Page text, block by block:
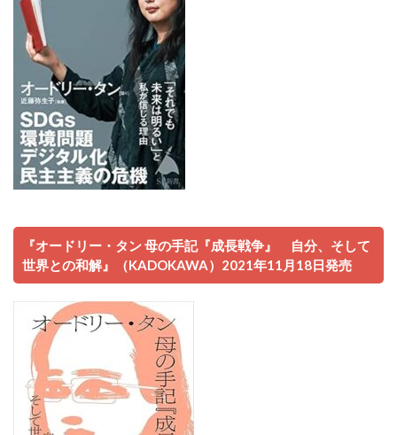
『オードリー・タン 母の手記『成長戦争』 自分、そして
世界との和解』（KADOKAWA）2021年11月18日発売